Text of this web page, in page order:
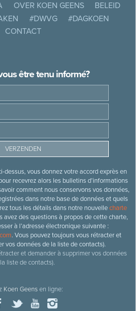
OVER KOEN GEENS
BELEID
#DWVG
#DAGKOEN
CONTACT
être tenu informé?
dessus, vous donnez votre accord exprès en
recevrez alors les bulletins d’informations
comment nous conservons vos données,
dans notre base de données et quels
tous les détails dans notre nouvellecharte
avez des questions à propos de cette charte,
à l’adresse électronique suivante :
. Vous pouvez toujours vous rétracter et
vos données de la liste de contacts).
et demander à supprimer vos données
liste de contacts).
Koen Geensen ligne: